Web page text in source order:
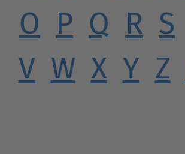
O P Q R S
V W X Y Z